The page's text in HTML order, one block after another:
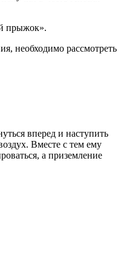
прыжок».
необходимо рассмотреть
вперед и наступить
Вместе с тем ему
а приземление